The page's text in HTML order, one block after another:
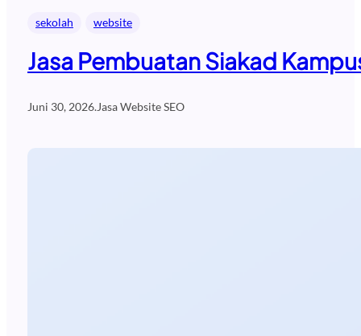
sekolah website
Jasa Pembuatan Siakad
Juni 30, 2026.Jasa Website SEO